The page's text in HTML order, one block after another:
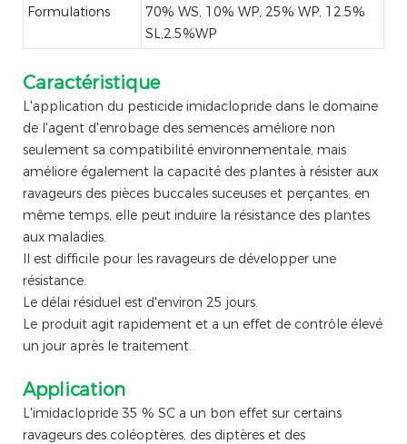
Formulations
70% WS, 10% WP, 25% WP, 12.5%
SL,2.5%WP
Caractéristique
L'application du pesticide imidaclopride dans le domaine
de l'agent d'enrobage des semences améliore non
seulement sa compatibilité environnementale, mais
améliore également la capacité des plantes à résister aux
ravageurs des pièces buccales suceuses et perçantes, en
même temps, elle peut induire la résistance des plantes
aux maladies.
Il est difficile pour les ravageurs de développer une
résistance.
Le délai résiduel est d'environ 25 jours.
Le produit agit rapidement et a un effet de contrôle élevé
un jour après le traitement.
Application
L'imidaclopride 35 % SC a un bon effet sur certains
ravageurs des coléoptères, des diptères et des